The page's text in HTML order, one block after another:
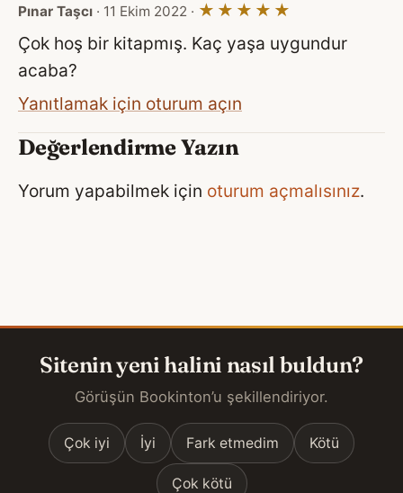
Pınar Taşcı · 11 Ekim 2022 · ★★★★★
Çok hoş bir kitapmış. Kaç yaşa uygundur
acaba?
Yanıtlamak için oturum açın
Değerlendirme Yazın
Yorum yapabilmek için oturum açmalısınız.
Sitenin yeni halini nasıl buldun?
Görüşün Bookinton’u şekillendiriyor.
Çok iyi İyi Fark etmedim Kötü
Çok kötü